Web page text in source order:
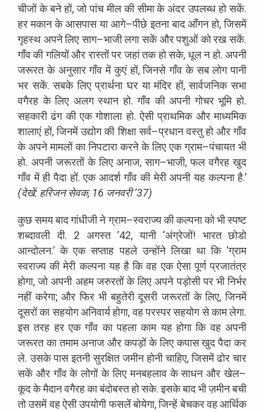
चीजों के बने हों,जो पांच मील की सीमा के अंदर उपलब्ध हो सकें.
हर मकान के आसपास या आगे–पीछे इतना बाद आँगन हो,जिसमें
गृहस्थ अपने लिए साग–भाजी लगा सकें और पशुओं को रख सकें.
गाँव की गलियों और रास्तों पर जहां तक हो सके, धूल न हो.अपनी
जरूरत के अनुसार गाँव में कुएं हों,जिनसे गाँव के सब लोग पानी
भर सकें.सबके लिए प्रार्थना घर या मंदिर हों,सार्वजनिक सभा
वगैरह के लिए अलग स्थान हो.गाँव की अपनी गोचर भूमि हो.
सहकारी ढंग की एक गोशाला हो.ऐसी प्राथमिक और माध्यमिक
शालाएं हों,जिनमें उद्योग की शिक्षा सर्व–प्रधान वस्तु हो और गाँव
के अपने मामलों का निपटारा करने के लिए एक ग्राम–पंचायत भी
हो. अपनी जरूरतों के लिए अनाज,साग–भाजी,फल वगैरह खुद
गाँव में ही पैदा हों.एक आदर्श गाँव की मेरी अपनी यह कल्पना है.’
(देखें: हरिजन सेवक, 16 जनवरी ’37)
कुछसमयबादगांधीजीनेग्राम–स्वराज्यकीकल्पनाकोभीस्पष्ट
शब्दावली दी. 2 अगस्त ’42,यानी ‘अंग्रेजों! भारत छोडो
आन्दोलन.’ के एक सप्ताह पहले उन्होंने लिखा था कि ‘ग्राम
स्वराज्य की मेरी कल्पना यह है कि वह एक ऐसा पूर्ण प्रजातंत्र
होगा,जो अपनी अहम जरुरतों के लिए अपने पड़ोसी पर भी निर्भर
नहीं करेगा;और फिर भी बहुतेरी दूसरी जरूरतों के लिए,जिनमें
दूसरों का सहयोग अनिवार्य होगा,वह परस्पर सहयोग से काम लेगा.
इस तरह हर एक गाँव का पहला काम यह होगा कि वह अपनी
जरूरत का तमाम अनाज और कपड़ों के लिए कपास खुद पैदा कर
ले.उसके पास इतनी सुरक्षित जमीन होनी चाहिए,जिसमें ढोर चार
सकें और गाँव के लोगों के लिए मनबहलाव के साधन और खेल–
कूदकेमैदानवगैरहकाबंदोबस्तहोसके.इसकेबादभीज़मीनबची
तो उसमें वह ऐसी उपयोगी फसलें बोयेगा,जिन्हें बेचकर वह आर्थिक